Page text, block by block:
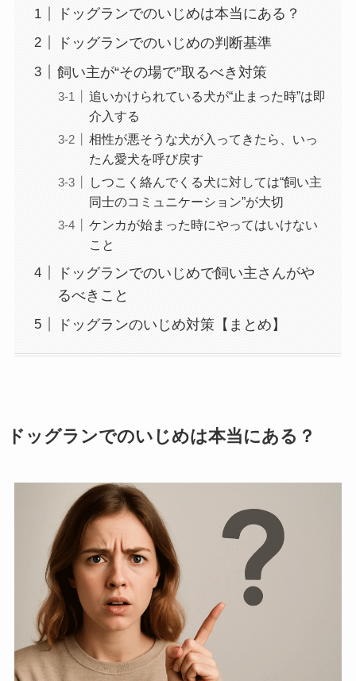
ドッグランでのいじめは本当にある？
ドッグランでのいじめの判断基準
飼い主が“その場で”取るべき対策
追いかけられている犬が“止まった時”は即
介入する
相性が悪そうな犬が入ってきたら、いっ
たん愛犬を呼び戻す
しつこく絡んでくる犬に対しては“飼い主
同士のコミュニケーション”が大切
ケンカが始まった時にやってはいけない
こと
ドッグランでのいじめで飼い主さんがや
るべきこと
ドッグランのいじめ対策【まとめ】
ドッグランでのいじめは本当にある？